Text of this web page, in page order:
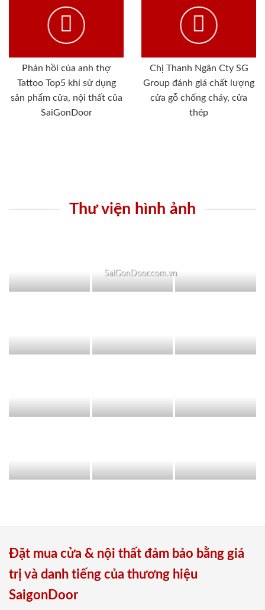
Phản hồi của anh thợ
Tattoo Top5 khi sử dụng
sản phẩm cửa, nội thất của
SaiGonDoor
Chị Thanh Ngân Cty SG
Group đánh giá chất lượng
cửa gỗ chống cháy, cửa
thép
Thư viện hình ảnh
SaiGonDoor.com.vn
Đặt mua cửa & nội thất đảm bảo bằng giá
trị và danh tiếng của thương hiệu
SaigonDoor